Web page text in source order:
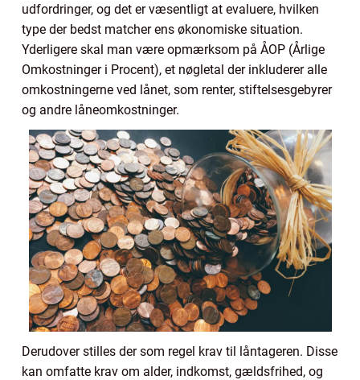
udfordringer, og det er væsentligt at evaluere, hvilken
type der bedst matcher ens økonomiske situation.
Yderligere skal man være opmærksom på ÅOP (Årlige
Omkostninger i Procent), et nøgletal der inkluderer alle
omkostningerne ved lånet, som renter, stiftelsesgebyrer
og andre låneomkostninger.
Derudover stilles der som regel krav til låntageren. Disse
kan omfatte krav om alder, indkomst, gældsfrihed, og